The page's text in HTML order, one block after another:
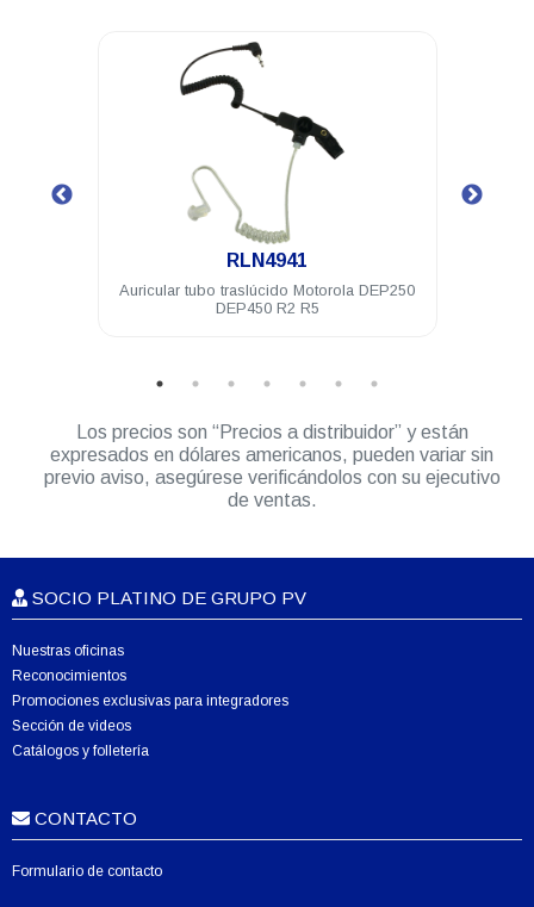
RLN4941
Auricular tubo traslúcido Motorola DEP250
DEP450 R2 R5
Los precios son “Precios a distribuidor” y están
expresados en dólares americanos, pueden variar sin
previo aviso, asegúrese verificándolos con su ejecutivo
de ventas.
SOCIO PLATINO DE GRUPO PV
Nuestras oficinas
Reconocimientos
Promociones exclusivas para integradores
Sección de videos
Catálogos y folletería
CONTACTO
Formulario de contacto